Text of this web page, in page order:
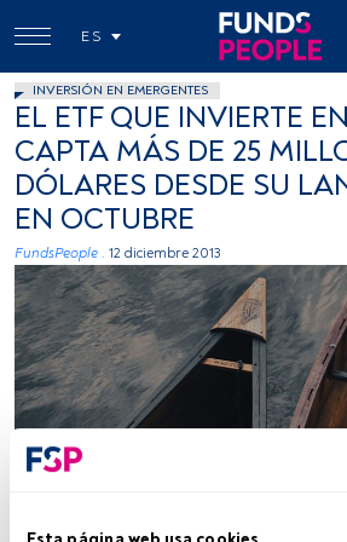
ES
INVERSIÓN EN EMERGENTES
EL ETF QUE INVIERTE
CAPTA MÁS DE 25
DÓLARES DESDE SU
EN OCTUBRE
FundsPeople . 12 diciembre 2013